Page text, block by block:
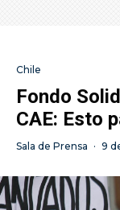
Chile
Fondo
CAE: Esto
Sala de Prensa · 9